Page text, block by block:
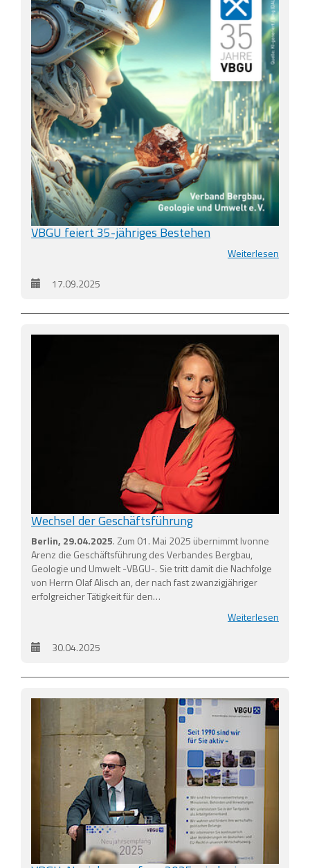
VBGU feiert 35-jähriges Bestehen
Weiterlesen
17.09.2025
Wechsel der Geschäftsführung
Berlin, 29.04.2025. Zum 01. Mai 2025 übernimmt Ivonne
Arenz die Geschäftsführung des Verbandes Bergbau,
Geologie und Umwelt -VBGU-. Sie tritt damit die Nachfolge
von Herrn Olaf Alisch an, der nach fast zwanzigjähriger
erfolgreicher Tätigkeit für den…
Weiterlesen
30.04.2025